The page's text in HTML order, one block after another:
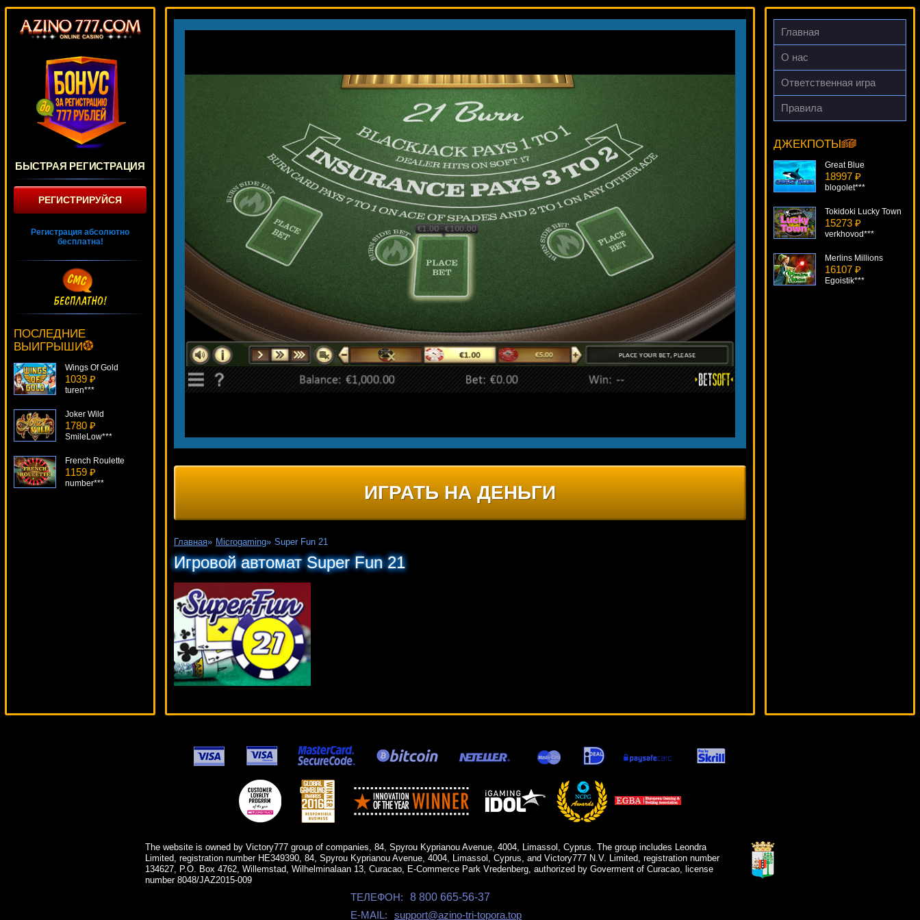
ИГРАТЬ НА ДЕНЬГИ
Главная» Microgaming» Super Fun 21
Игровой автомат Super Fun 21
БЫСТРАЯ РЕГИСТРАЦИЯ
РЕГИСТРИРУЙСЯ
Регистрация абсолютно
бесплатна!
ПОСЛЕДНИЕ
ВЫИГРЫШИ
2320 ₽
aleg***
Wings Of Gold
1039 ₽
turen***
Joker Wild
1780 ₽
SmileLow***
French Roulette
1159 ₽
number***
Главная
О нас
Ответственная игра
Правила
ДЖЕКПОТЫ
Crazy Vegas
beautif***
Great Blue
18997 ₽
blogolet***
Tokidoki Lucky Town
15273 ₽
verkhovod***
Merlins Millions
16107 ₽
Egoistik***
The website is owned by Victory777 group of companies, 84, Spyrou Kyprianou Avenue, 4004, Limassol, Cyprus. The group includes Leondra
Limited, registration number HE349390, 84, Spyrou Kyprianou Avenue, 4004, Limassol, Cyprus, and Victory777 N.V. Limited, registration number
134627, P.O. Box 4762, Willemstad, Wilhelminalaan 13, Curacao, E-Commerce Park Vredenberg, authorized by Goverment of Curacao, license
number 8048/JAZ2015-009
ТЕЛЕФОН:
8 800 665-56-37
E-MAIL:
support@azino-tri-topora.top